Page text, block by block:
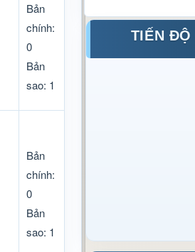
Bản
chính:
0
Bản
sao: 1
Bản
chính:
0
Bản
sao: 1
TIẾN ĐỘ